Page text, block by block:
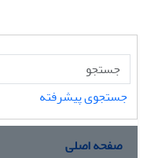
جستجوی پیشرفته
صفحه اصلی